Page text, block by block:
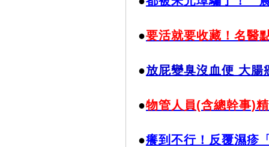
●要活就要收藏！名醫
●放屁變臭沒血便 大腸
●物管人員(含總幹事)
●癢到不行！反覆濕疹